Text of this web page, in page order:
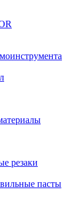
резаки
пасты